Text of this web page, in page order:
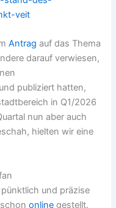
veit
Antrag auf das Thema
darauf verwiesen,
publiziert hatten,
in Q1/2026
nun aber auch
hielten wir eine
und präzise
schononline gestellt.